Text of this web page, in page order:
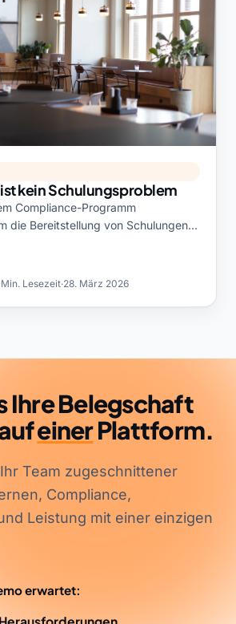
kein Schulungsproblem
Compliance-Programm
die Bereitstellung von Schulungen
Min. Lesezeit·28. März 2026
Ihre Belegschaft
einerPlattform.
Team zugeschnittener
Compliance,
Leistung mit einer einzigen
erwartet: